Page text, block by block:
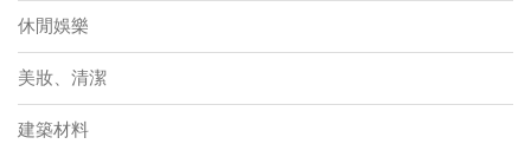
休閒娛樂
美妝、清潔
建築材料